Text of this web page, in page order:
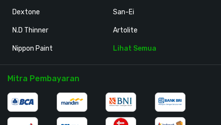
Dextone
N.D Thinner
Nippon Paint
San-Ei
Artolite
Lihat Semua
Mitra Pembayaran